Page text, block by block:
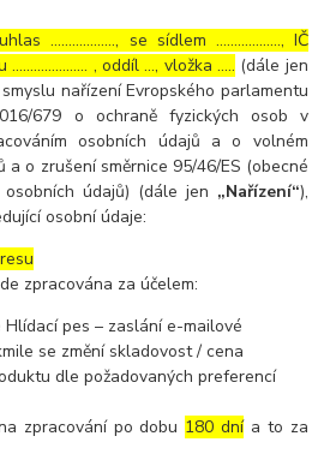
……………..., se sídlem ………………, IČ
………………… , oddíl …, vložka ….. (dále jen
nařízení Evropského parlamentu
679 o ochraně fyzických osob v
osobních údajů a o volném
a o zrušení směrnice 95/46/ES (obecné
údajů) (dále jen „Nařízení“),
osobní údaje:
zpracována za účelem:
pes – zaslání e-mailové
se změní skladovost / cena
dle požadovaných preferencí
zpracování po dobu 180 dnía to za